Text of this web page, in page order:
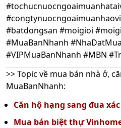
#batdongsan #moigioi
#MuaBanNhanh
#VIPMuaBanNhanh #MBN
>> Topic về mua bán nhà ở,
MuaBanNhanh:
Căn hộ hạng sang đua
Mua bán biệt thự